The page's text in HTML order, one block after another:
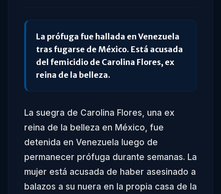
La prófuga fue hallada en Venezuela
tras fugarse de México. Está acusada
del femicidio de Carolina Flores, ex
reina de la belleza.
La suegra de Carolina Flores, una ex
reina de la belleza en México, fue
detenida en Venezuela luego de
permanecer prófuga durante semanas. La
mujer está acusada de haber asesinado a
balazos a su nuera en la propia casa de la